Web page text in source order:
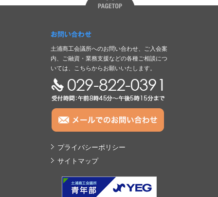
お問い合わせ
土浦商工会議所へのお問い合わせ、ご入会案
内、ご融資・業務支援などの各種ご相談につ
いては、こちらからお願いいたします。
TEL:029-822-0391
プライバシーポリシー
サイトマップ